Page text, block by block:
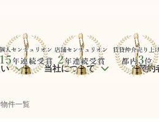
当社について ご契約
件一覧